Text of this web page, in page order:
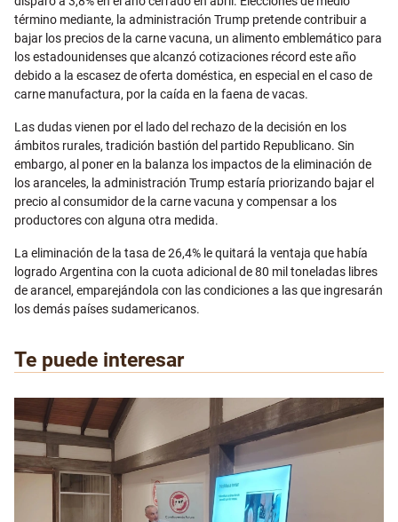
término mediante, la administración Trump pretende contribuir a
bajar los precios de la carne vacuna, un alimento emblemático para
los estadounidenses que alcanzó cotizaciones récord este año
debido a la escasez de oferta doméstica, en especial en el caso de
carne manufactura, por la caída en la faena de vacas.
Las dudas vienen por el lado del rechazo de la decisión en los
ámbitos rurales, tradición bastión del partido Republicano. Sin
embargo, al poner en la balanza los impactos de la eliminación de
los aranceles, la administración Trump estaría priorizando bajar el
precio al consumidor de la carne vacuna y compensar a los
productores con alguna otra medida.
La eliminación de la tasa de 26,4% le quitará la ventaja que había
logrado Argentina con la cuota adicional de 80 mil toneladas libres
de arancel, emparejándola con las condiciones a las que ingresarán
los demás países sudamericanos.
Te puede interesar